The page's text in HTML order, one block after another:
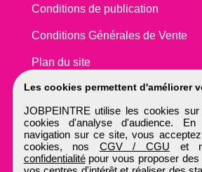
Les cookies permettent d'améliorer
JOBPEINTRE utilise les cookies
cookies d'analyse d'audience. En
navigation sur ce site, vous
cookies, nos CGV / CGU et
confidentialitépour vous proposer des
Conditions de publication
Conditions Générales de Vente
Plan du site